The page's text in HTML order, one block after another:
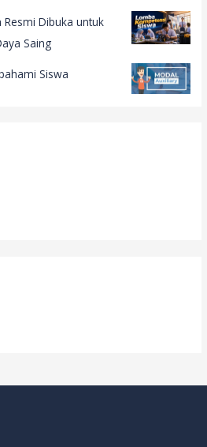
Dibuka untuk
Saing
Siswa